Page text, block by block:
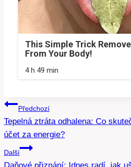
This Simple Trick
From Your Body!
4 h 49 min
Navigace
pro
příspěvek
Předchozí
Tepelná ztráta odhalena: Co
účet za energie?
Další